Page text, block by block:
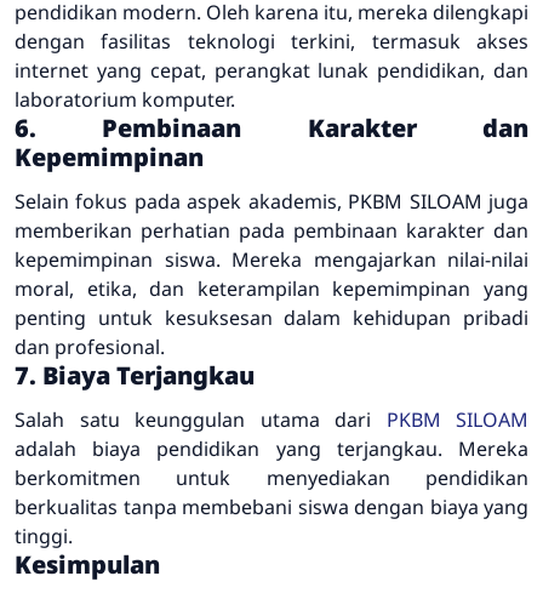
pendidikan modern. Oleh karena itu, mereka dilengkapi
dengan fasilitas teknologi terkini, termasuk akses
internet yang cepat, perangkat lunak pendidikan, dan
laboratorium komputer.
6. Pembinaan Karakter dan
Kepemimpinan
Selain fokus pada aspek akademis, PKBM SILOAM juga
memberikan perhatian pada pembinaan karakter dan
kepemimpinan siswa. Mereka mengajarkan nilai-nilai
moral, etika, dan keterampilan kepemimpinan yang
penting untuk kesuksesan dalam kehidupan pribadi
dan profesional.
7. Biaya Terjangkau
Salah satu keunggulan utama dari PKBM SILOAM
adalah biaya pendidikan yang terjangkau. Mereka
berkomitmen untuk menyediakan pendidikan
berkualitas tanpa membebani siswa dengan biaya yang
tinggi.
Kesimpulan